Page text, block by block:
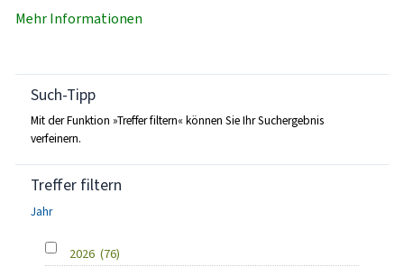
Mehr Informationen
Such-Tipp
Mit der Funktion »Treffer filtern« können Sie Ihr Suchergebnis
verfeinern.
Treffer filtern
Jahr
2026 (76)